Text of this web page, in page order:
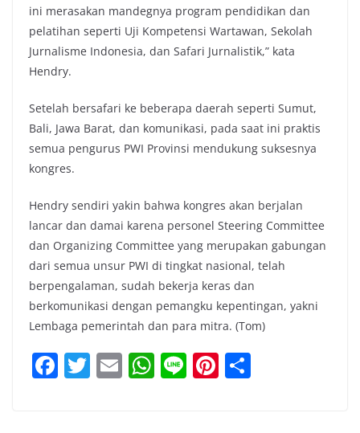
ini merasakan mandegnya program pendidikan dan
pelatihan seperti Uji Kompetensi Wartawan, Sekolah
Jurnalisme Indonesia, dan Safari Jurnalistik,” kata
Hendry.
Setelah bersafari ke beberapa daerah seperti Sumut,
Bali, Jawa Barat, dan komunikasi, pada saat ini praktis
semua pengurus PWI Provinsi mendukung suksesnya
kongres.
Hendry sendiri yakin bahwa kongres akan berjalan
lancar dan damai karena personel Steering Committee
dan Organizing Committee yang merupakan gabungan
dari semua unsur PWI di tingkat nasional, telah
berpengalaman, sudah bekerja keras dan
berkomunikasi dengan pemangku kepentingan, yakni
Lembaga pemerintah dan para mitra. (Tom)
F T E W Li Pi